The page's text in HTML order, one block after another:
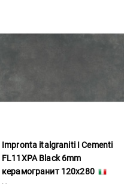
Impronta italgraniti I Cementi
FL11XPA Black 6mm
керамогранит 120x280